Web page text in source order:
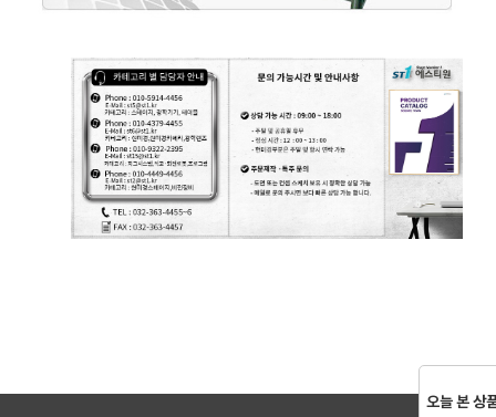
오늘 본 상